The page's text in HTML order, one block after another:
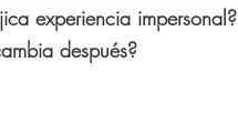
experiencia impersonal?
después?